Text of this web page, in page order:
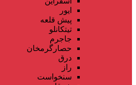
ایور
پیش قلعه
تیتکانلو
جاجرم
حصارگرمخان
درق
راز
سنخواست